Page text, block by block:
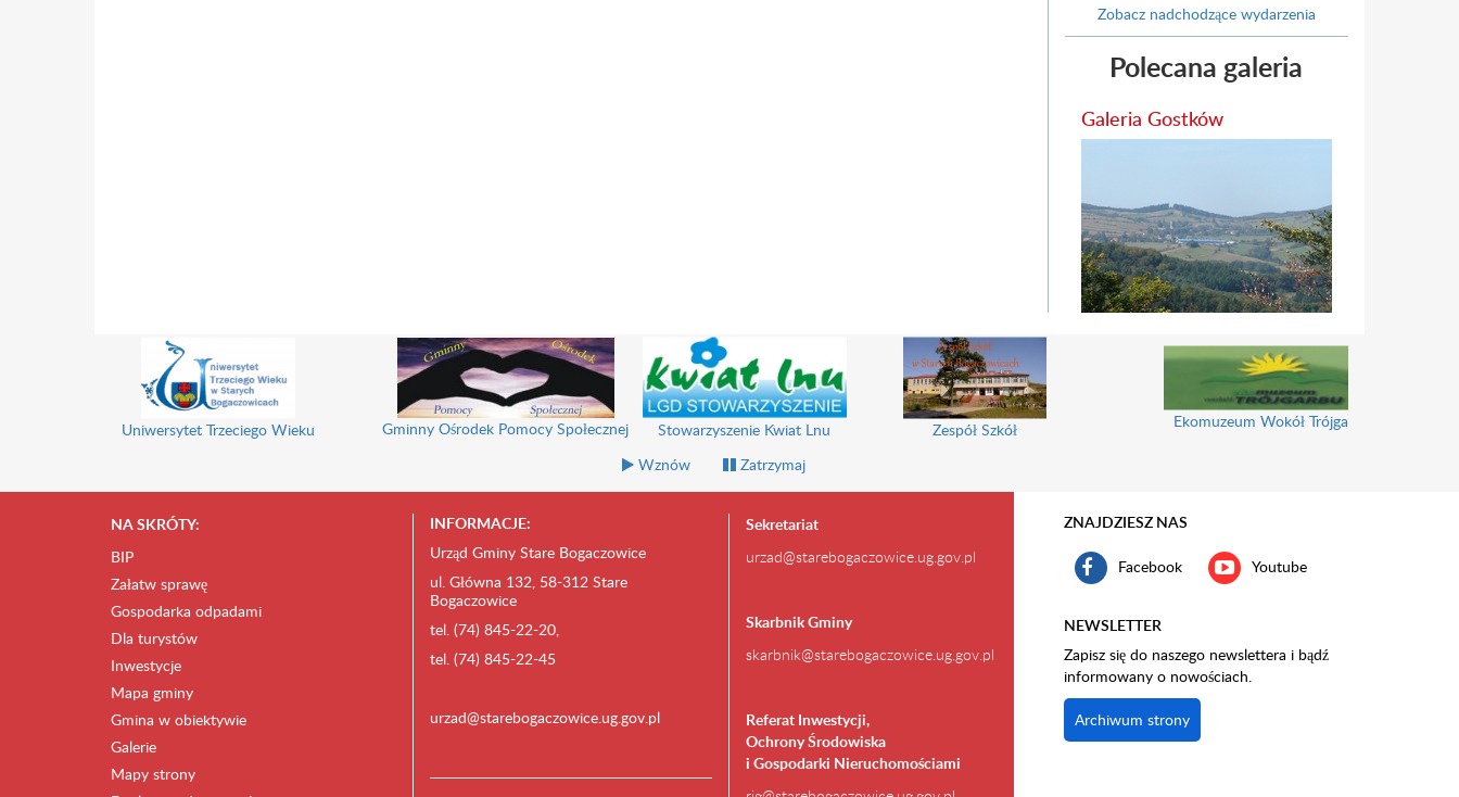
Zobacz nadchodzące wydarzenia
Polecana galeria
Galeria Gostków
Uniwersytet Trzeciego Wieku Gminny Ośrodek Pomocy Społecznej Stowarzyszenie Kwiat Lnu Zespół Szkół Ekomuzeum Wokół Trójgarbu
Wznów Zatrzymaj
NA SKRÓTY:
BIP
Załatw sprawę
Gospodarka odpadami
Dla turystów
Inwestycje
Mapa gminy
Gmina w obiektywie
Galerie
Mapy strony
INFORMACJE:
Urząd Gminy Stare Bogaczowice
ul. Główna 132, 58-312 Stare
Bogaczowice
tel. (74) 845-22-20,
tel. (74) 845-22-45
urzad@starebogaczowice.ug.gov.pl
Sekretariat
urzad@starebogaczowice.ug.gov.pl
Skarbnik Gminy
skarbnik@starebogaczowice.ug.gov.pl
Referat Inwestycji,
Ochrony Środowiska
i Gospodarki Nieruchomościami
ZNAJDZIESZ NAS
Facebook Youtube
NEWSLETTER
Zapisz się do naszego newslettera i bądź
informowany o nowościach.
Archiwum strony